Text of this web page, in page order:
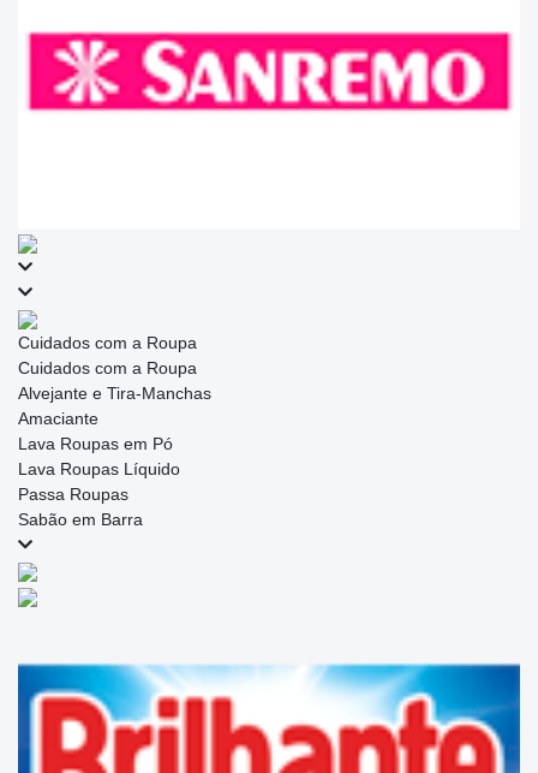
Cuidados com a Roupa
Cuidados com a Roupa
Alvejante e Tira-Manchas
Amaciante
Lava Roupas em Pó
Lava Roupas Líquido
Passa Roupas
Sabão em Barra